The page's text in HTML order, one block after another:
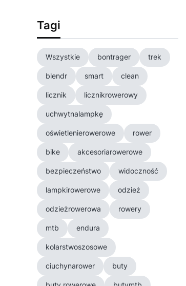
Tagi
Wszystkie bontrager trek
blendr smart clean
licznik licznikrowerowy
uchwytnalampkę
oświetlenierowerowe rower
bike akcesoriarowerowe
bezpieczeństwo widoczność
lampkirowerowe odzież
odzieżrowerowa rowery
mtb endura
kolarstwoszosowe
ciuchynarower buty